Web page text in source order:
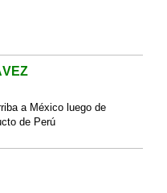
a México luego de
de Perú